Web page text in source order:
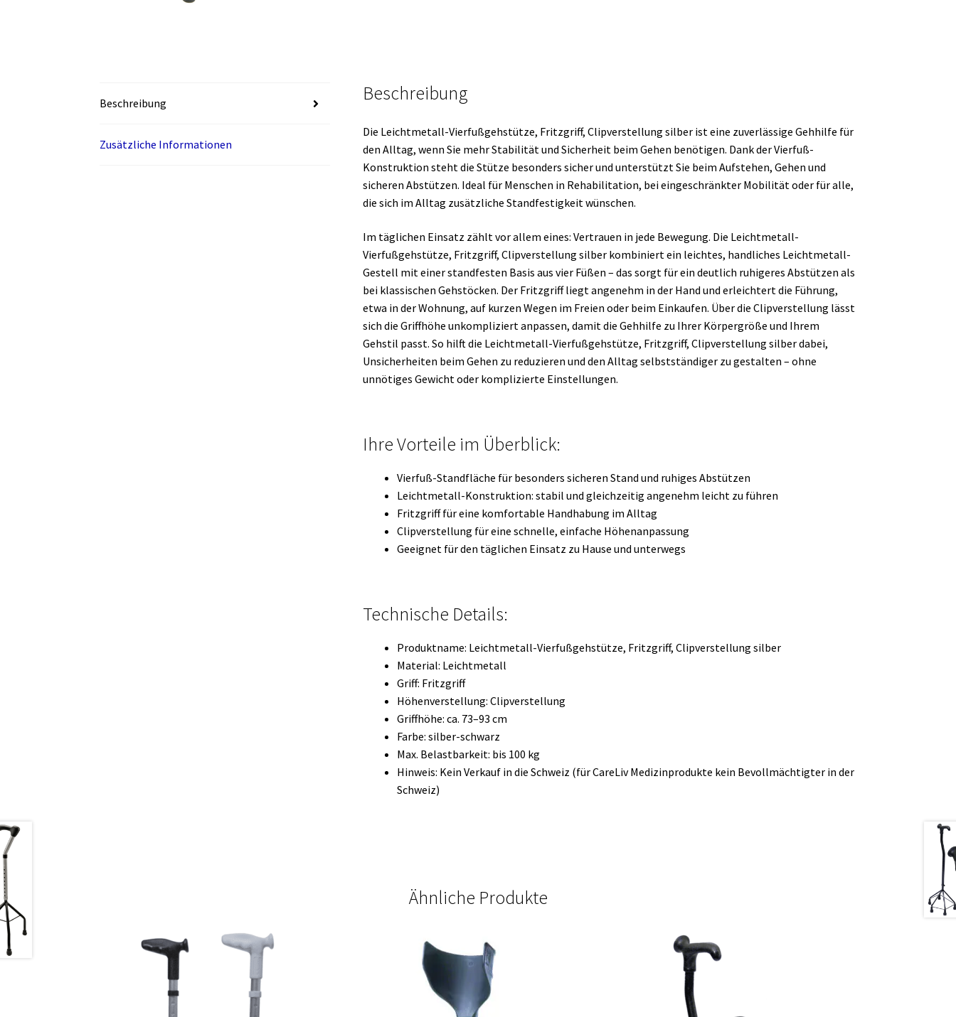
Beschreibung
Zusätzliche Informationen
Beschreibung
Die Leichtmetall-Vierfußgehstütze, Fritzgriff, Clipverstellung silber ist eine zuverlässige Gehhilfe für
den Alltag, wenn Sie mehr Stabilität und Sicherheit beim Gehen benötigen. Dank der Vierfuß-
Konstruktion steht die Stütze besonders sicher und unterstützt Sie beim Aufstehen, Gehen und
sicheren Abstützen. Ideal für Menschen in Rehabilitation, bei eingeschränkter Mobilität oder für alle,
die sich im Alltag zusätzliche Standfestigkeit wünschen.
Im täglichen Einsatz zählt vor allem eines: Vertrauen in jede Bewegung. Die Leichtmetall-
Vierfußgehstütze, Fritzgriff, Clipverstellung silber kombiniert ein leichtes, handliches Leichtmetall-
Gestell mit einer standfesten Basis aus vier Füßen – das sorgt für ein deutlich ruhigeres Abstützen als
bei klassischen Gehstöcken. Der Fritzgriff liegt angenehm in der Hand und erleichtert die Führung,
etwa in der Wohnung, auf kurzen Wegen im Freien oder beim Einkaufen. Über die Clipverstellung lässt
sich die Griffhöhe unkompliziert anpassen, damit die Gehhilfe zu Ihrer Körpergröße und Ihrem
Gehstil passt. So hilft die Leichtmetall-Vierfußgehstütze, Fritzgriff, Clipverstellung silber dabei,
Unsicherheiten beim Gehen zu reduzieren und den Alltag selbstständiger zu gestalten – ohne
unnötiges Gewicht oder komplizierte Einstellungen.
Ihre Vorteile im Überblick:
Vierfuß-Standfläche für besonders sicheren Stand und ruhiges Abstützen
Leichtmetall-Konstruktion: stabil und gleichzeitig angenehm leicht zu führen
Fritzgriff für eine komfortable Handhabung im Alltag
Clipverstellung für eine schnelle, einfache Höhenanpassung
Geeignet für den täglichen Einsatz zu Hause und unterwegs
Technische Details:
Produktname: Leichtmetall-Vierfußgehstütze, Fritzgriff, Clipverstellung silber
Material: Leichtmetall
Griff: Fritzgriff
Höhenverstellung: Clipverstellung
Griffhöhe: ca. 73–93 cm
Farbe: silber-schwarz
Max. Belastbarkeit: bis 100 kg
Hinweis: Kein Verkauf in die Schweiz (für CareLiv Medizinprodukte kein Bevollmächtigter in der
Schweiz)
Ähnliche Produkte